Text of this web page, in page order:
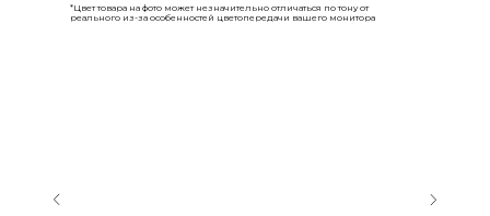
*Цвет товара на фото может незначительно отличаться по тону от
реального из-за особенностей цветопередачи вашего монитора